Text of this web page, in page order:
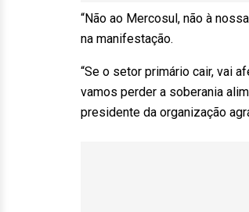
“Não ao Mercosul, não à
na manifestação.
“Se o setor primário cair, vai
vamos perder a soberania
presidente da organização